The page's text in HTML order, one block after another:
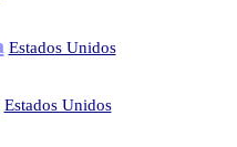
Estados Unidos
Estados Unidos